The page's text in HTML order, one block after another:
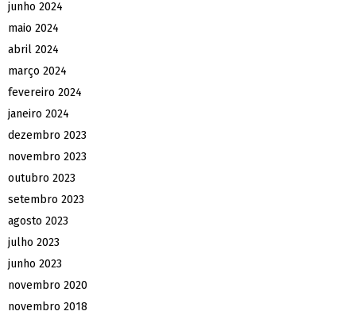
junho 2024
maio 2024
abril 2024
março 2024
fevereiro 2024
janeiro 2024
dezembro 2023
novembro 2023
outubro 2023
setembro 2023
agosto 2023
julho 2023
junho 2023
novembro 2020
novembro 2018